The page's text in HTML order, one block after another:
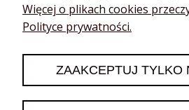
Kardamon
Kmin
Koper
Więcej o plikach cookies
Polityce prywatności.
ZAAKCEPTUJ TYLKO